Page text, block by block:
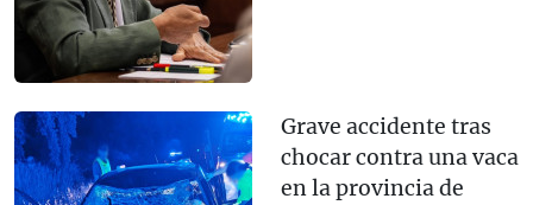
Grave accidente tras
chocar contra una vaca
en la provincia de